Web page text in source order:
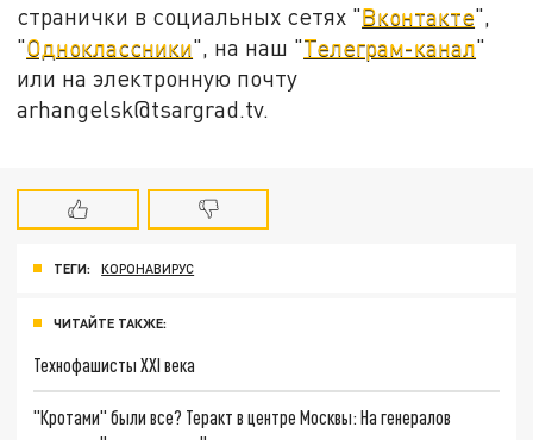
странички в социальных сетях "Вконтакте",
"Одноклассники", на наш "Телеграм-канал"
или на электронную почту
arhangelsk@tsargrad.tv.
ТЕГИ: КОРОНАВИРУС
ЧИТАЙТЕ ТАКЖЕ:
Технофашисты XXI века
"Кротами" были все? Теракт в центре Москвы: На генералов